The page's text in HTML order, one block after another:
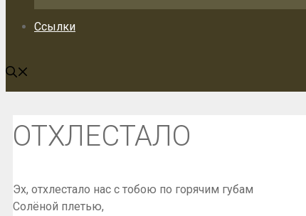
Ссылки
ОТХЛЕСТАЛО
Эх, отхлестало нас с тобою по горячим губам
Солёной плетью,